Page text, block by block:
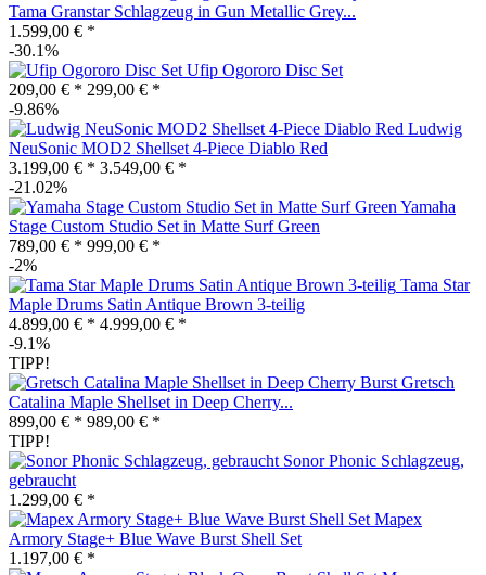
Tama Granstar Schlagzeug in Gun Metallic Grey...
1.599,00 € *
-30.1%
Ufip Ogororo Disc Set
209,00 € * 299,00 € *
-9.86%
Ludwig
NeuSonic MOD2 Shellset 4-Piece Diablo Red
3.199,00 € * 3.549,00 € *
-21.02%
Yamaha
Stage Custom Studio Set in Matte Surf Green
789,00 € * 999,00 € *
-2%
Tama Star
Maple Drums Satin Antique Brown 3-teilig
4.899,00 € * 4.999,00 € *
-9.1%
TIPP!
Gretsch
Catalina Maple Shellset in Deep Cherry...
899,00 € * 989,00 € *
TIPP!
Sonor Phonic Schlagzeug,
gebraucht
1.299,00 € *
Mapex
Armory Stage+ Blue Wave Burst Shell Set
1.197,00 € *